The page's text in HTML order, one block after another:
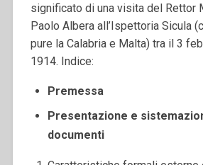
significato di una visita del Rettor
Paolo Albera all’Ispettoria Sicula
pure la Calabria e Malta) tra il 3
1914. Indice:
Premessa
Presentazione e
documenti